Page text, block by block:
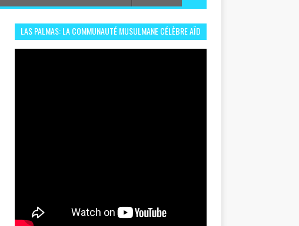
LAS PALMAS: LA COMMUNAUTÉ MUSULMANE CÉLÈBRE AÏD